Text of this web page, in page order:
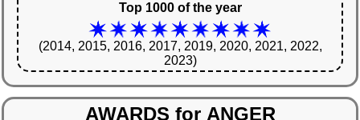
Top 1000 of the year
(2014, 2015, 2016, 2017, 2019, 2020, 2021, 2022,
2023)
AWARDS for ANGER